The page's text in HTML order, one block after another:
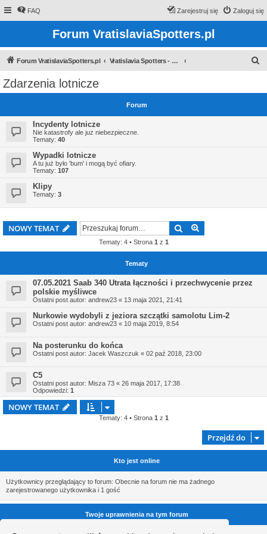
FAQ Zaloguj się
Zarejestruj się
Forum VratislaviaSpotters.pl
Forum VratislaviaSpotters.pl Vratislavia Spotters - Wroclawska grupa spotterska
a
Zdarzenia lotnicze
Forum
Incydenty lotnicze
Nie katastrofy ale juz niebezpieczne.
Tematy: 40
Wypadki lotnicze
A tu już było 'bum' i mogą być ofiary.
Tematy: 107
Klipy
Tematy: 3
NOWY TEMAT Szukaj
Tematy: 4 • Strona 1 z 1
Tematy
07.05.2021 Saab 340 Utrata łączności i przechwycenie przez
polskie myśliwce
Ostatni post autor: andrew23 « 13 maja 2021, 21:41
Nurkowie wydobyli z jeziora szczątki samolotu Lim-2
Ostatni post autor: andrew23 « 10 maja 2019, 8:54
Na posterunku do końca
Ostatni post autor: Jacek Waszczuk « 02 paź 2018, 23:00
C5
Ostatni post autor: Misza 73 « 26 maja 2017, 17:38
Odpowiedzi: 1
NOWY TEMAT
Tematy: 4 • Strona 1 z 1
Przejdź do
Kto jest online
Użytkownicy przeglądający to forum: Obecnie na forum nie ma żadnego
zarejestrowanego użytkownika i 1 gość
Twoje uprawnienia na tym forum